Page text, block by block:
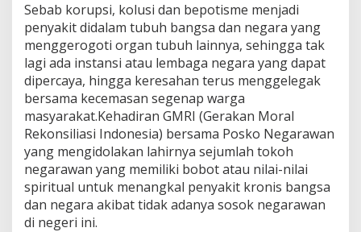
Sebab korupsi, kolusi dan bepotisme menjadi
penyakit didalam tubuh bangsa dan negara yang
menggerogoti organ tubuh lainnya, sehingga tak
lagi ada instansi atau lembaga negara yang dapat
dipercaya, hingga keresahan terus menggelegak
bersama kecemasan segenap warga
masyarakat.Kehadiran GMRI (Gerakan Moral
Rekonsiliasi Indonesia) bersama Posko Negarawan
yang mengidolakan lahirnya sejumlah tokoh
negarawan yang memiliki bobot atau nilai-nilai
spiritual untuk menangkal penyakit kronis bangsa
dan negara akibat tidak adanya sosok negarawan
di negeri ini.